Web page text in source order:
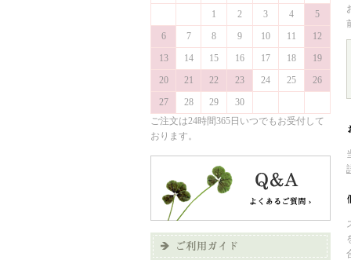
1
2 3 4
5
6
7 8 9 10 11
12
13
14 15 16 17 18
19
20
21 22 23 24 25
26
27
28 29
30
ご注文は24時間365日いつでもお受付して
おります。